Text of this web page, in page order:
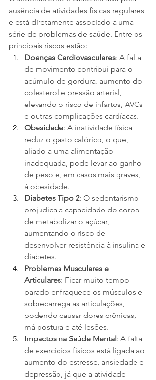
ausência de atividades físicas regulares
e está diretamente associado a uma
série de problemas de saúde. Entre os
principais riscos estão:
Doenças Cardiovasculares: A falta
de movimento contribui para o
acúmulo de gordura, aumento do
colesterol e pressão arterial,
elevando o risco de infartos, AVCs
e outras complicações cardíacas.
Obesidade: A inatividade física
reduz o gasto calórico, o que,
aliado a uma alimentação
inadequada, pode levar ao ganho
de peso e, em casos mais graves,
à obesidade.
Diabetes Tipo 2: O sedentarismo
prejudica a capacidade do corpo
de metabolizar o açúcar,
aumentando o risco de
desenvolver resistência à insulina e
diabetes.
Problemas Musculares e
Articulares: Ficar muito tempo
parado enfraquece os músculos e
sobrecarrega as articulações,
podendo causar dores crônicas,
má postura e até lesões.
Impactos na Saúde Mental: A falta
de exercícios físicos está ligada ao
aumento do estresse, ansiedade e
depressão, já que a atividade